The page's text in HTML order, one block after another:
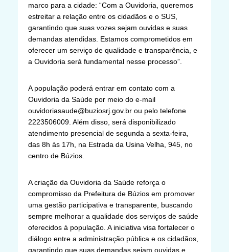
marco para a cidade: “Com a Ouvidoria, queremos
estreitar a relação entre os cidadãos e o SUS,
garantindo que suas vozes sejam ouvidas e suas
demandas atendidas. Estamos comprometidos em
oferecer um serviço de qualidade e transparência, e
a Ouvidoria será fundamental nesse processo”.
A população poderá entrar em contato com a
Ouvidoria da Saúde por meio do e-mail
ouvidoriasaude@buziosrj.gov.br ou pelo telefone
2223506009. Além disso, será disponibilizado
atendimento presencial de segunda a sexta-feira,
das 8h às 17h, na Estrada da Usina Velha, 945, no
centro de Búzios.
A criação da Ouvidoria da Saúde reforça o
compromisso da Prefeitura de Búzios em promover
uma gestão participativa e transparente, buscando
sempre melhorar a qualidade dos serviços de saúde
oferecidos à população. A iniciativa visa fortalecer o
diálogo entre a administração pública e os cidadãos,
garantindo que suas demandas sejam ouvidas e